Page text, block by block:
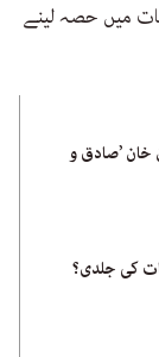
میں حصہ لینے
’صادق و
کی جلدی؟